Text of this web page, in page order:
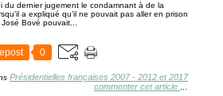
du dernier jugement le condamnant à de la
a expliqué qu’il ne pouvait pas aller en prison
Bové pouvait...
0
Présidentielles françaises 2007 - 2012 et 2017
commenter cet article